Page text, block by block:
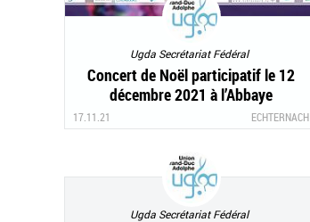
Ugda Secrétariat Fédéral
Concert de Noël participatif le 12
décembre 2021 à l’Abbaye
17.11.21 ECHTERNACH
Ugda Secrétariat Fédéral